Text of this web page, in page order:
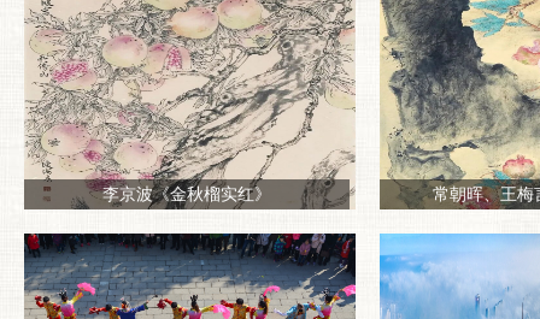
李京波《金秋榴实红》 常朝晖、王梅